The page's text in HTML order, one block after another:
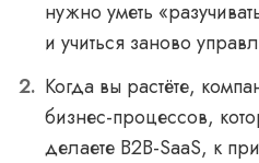
нужно уметь
и учиться заново
Когда вы растёте,
бизнес-процессов,
делаете B2B-SaaS, к